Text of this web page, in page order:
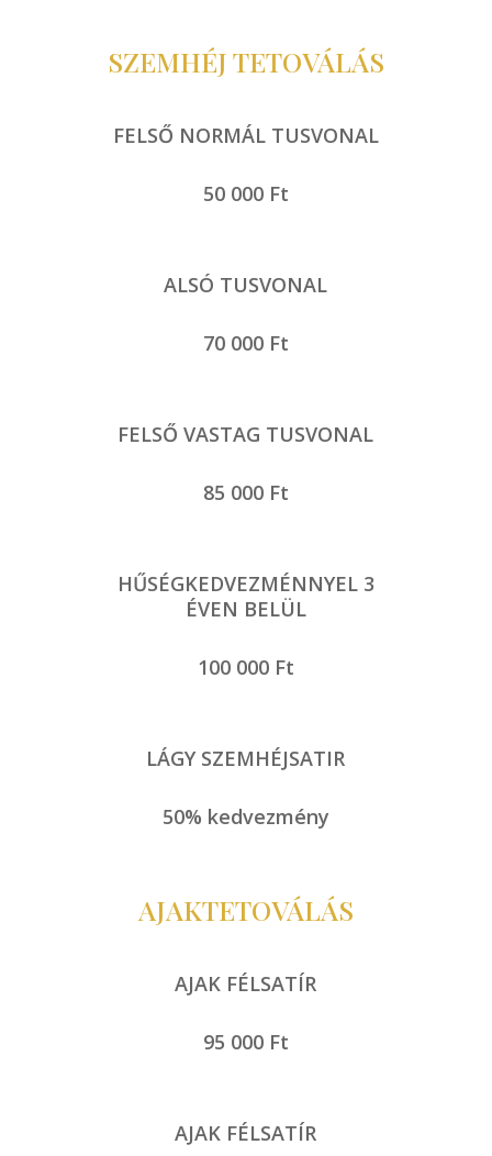
SZEMHÉJ TETOVÁLÁS
FELSŐ NORMÁL TUSVONAL
50 000 Ft
ALSÓ TUSVONAL
70 000 Ft
FELSŐ VASTAG TUSVONAL
85 000 Ft
HŰSÉGKEDVEZMÉNNYEL 3
ÉVEN BELÜL
100 000 Ft
LÁGY SZEMHÉJSATIR
50% kedvezmény
AJAKTETOVÁLÁS
AJAK FÉLSATÍR
95 000 Ft
AJAK FÉLSATÍR